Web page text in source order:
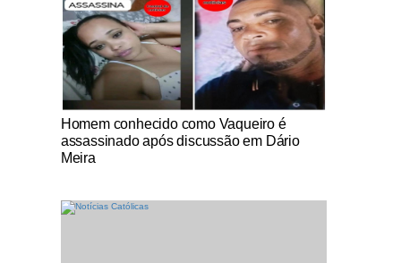
Notícias Católicas
Homem conhecido como Vaqueiro é
assassinado após discussão em Dário
Meira